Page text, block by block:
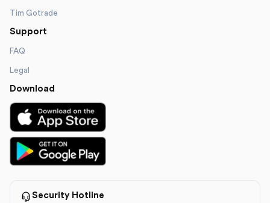
Tim Gotrade
Support
FAQ
Legal
Download
Security Hotline